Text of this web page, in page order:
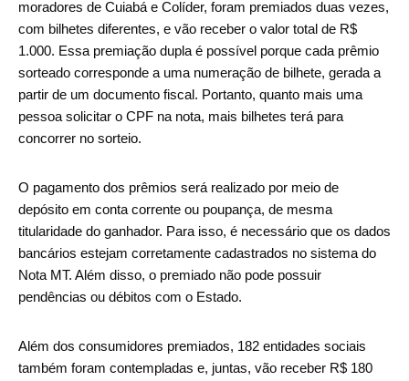
moradores de Cuiabá e Colíder, foram premiados duas vezes,
com bilhetes diferentes, e vão receber o valor total de R$
1.000. Essa premiação dupla é possível porque cada prêmio
sorteado corresponde a uma numeração de bilhete, gerada a
partir de um documento fiscal. Portanto, quanto mais uma
pessoa solicitar o CPF na nota, mais bilhetes terá para
concorrer no sorteio.
O pagamento dos prêmios será realizado por meio de
depósito em conta corrente ou poupança, de mesma
titularidade do ganhador. Para isso, é necessário que os dados
bancários estejam corretamente cadastrados no sistema do
Nota MT. Além disso, o premiado não pode possuir
pendências ou débitos com o Estado.
Além dos consumidores premiados, 182 entidades sociais
também foram contempladas e, juntas, vão receber R$ 180